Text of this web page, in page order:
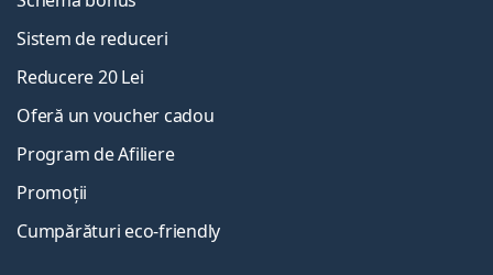
Sistem de reduceri
Reducere 20 Lei
Oferă un voucher cadou
Program de Afiliere
Promoții
Cumpărături eco-friendly